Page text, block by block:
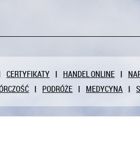
CERTYFIKATY HANDEL ONLINE
PODRÓŻE MEDYCYNA